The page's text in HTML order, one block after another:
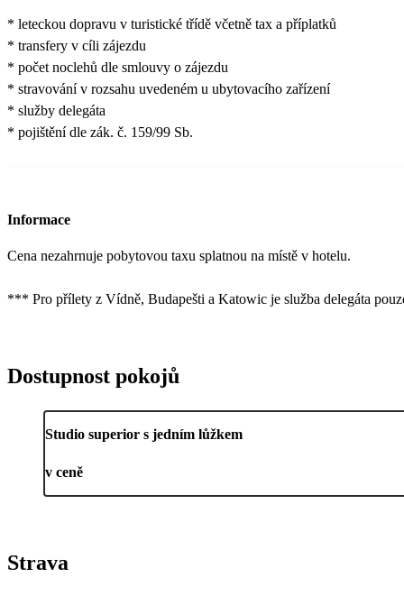
* leteckou dopravu v turistické třídě včetně tax a příplatků
* transfery v cíli zájezdu
* počet noclehů dle smlouvy o zájezdu
* stravování v rozsahu uvedeném u ubytovacího zařízení
* služby delegáta
* pojištění dle zák. č. 159/99 Sb.
Informace
Cena nezahrnuje pobytovou taxu splatnou na místě v hotelu.
*** Pro přílety z Vídně, Budapešti a Katowic je služba delegáta
Dostupnost pokojů
Studio superior s jedním lůžkem
v ceně
Strava